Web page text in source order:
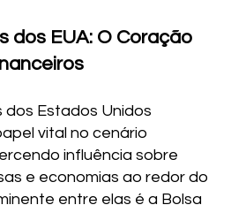
dos EUA: O Coração
dos Estados Unidos
vital no cenário
influência sobre
e economias ao redor do
entre elas é a Bolsa